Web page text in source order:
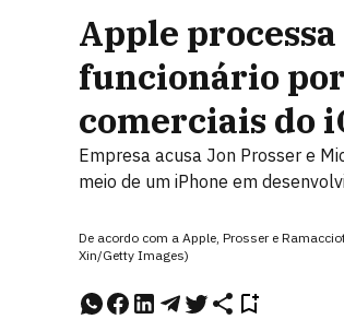
Apple
funcionário
comerciais do
Empresa acusa Jon Prosser e
meio de um iPhone em
De acordo com a Apple, Prosser e
Xin/Getty Images)